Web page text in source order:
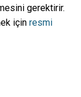
gerektirir.
için resmi